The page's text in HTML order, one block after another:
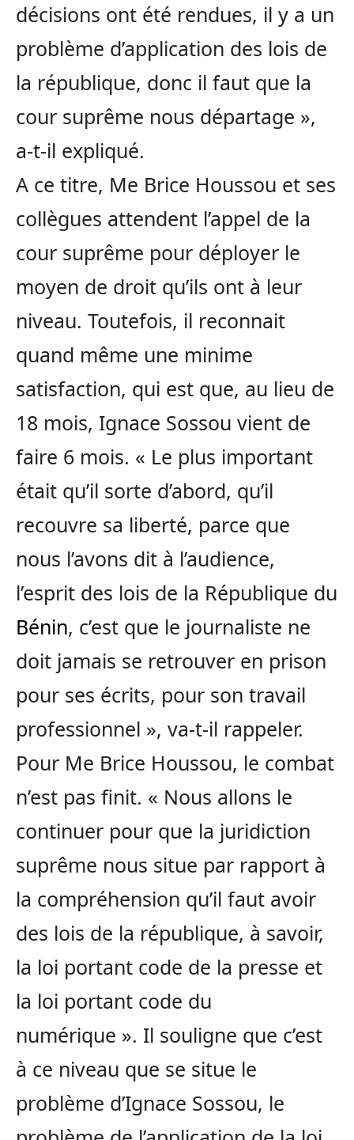
décisions ont été rendues, il y a un
problème d’application des lois de
la république, donc il faut que la
cour suprême nous départage »,
a-t-il expliqué.
A ce titre, Me Brice Houssou et ses
collègues attendent l’appel de la
cour suprême pour déployer le
moyen de droit qu’ils ont à leur
niveau. Toutefois, il reconnait
quand même une minime
satisfaction, qui est que, au lieu de
18 mois, Ignace Sossou vient de
faire 6 mois. « Le plus important
était qu’il sorte d’abord, qu’il
recouvre sa liberté, parce que
nous l’avons dit à l’audience,
l’esprit des lois de la République du
Bénin, c’est que le journaliste ne
doit jamais se retrouver en prison
pour ses écrits, pour son travail
professionnel », va-t-il rappeler.
Pour Me Brice Houssou, le combat
n’est pas finit. « Nous allons le
continuer pour que la juridiction
suprême nous situe par rapport à
la compréhension qu’il faut avoir
des lois de la république, à savoir,
la loi portant code de la presse et
la loi portant code du
numérique ». Il souligne que c’est
à ce niveau que se situe le
problème d’Ignace Sossou, le